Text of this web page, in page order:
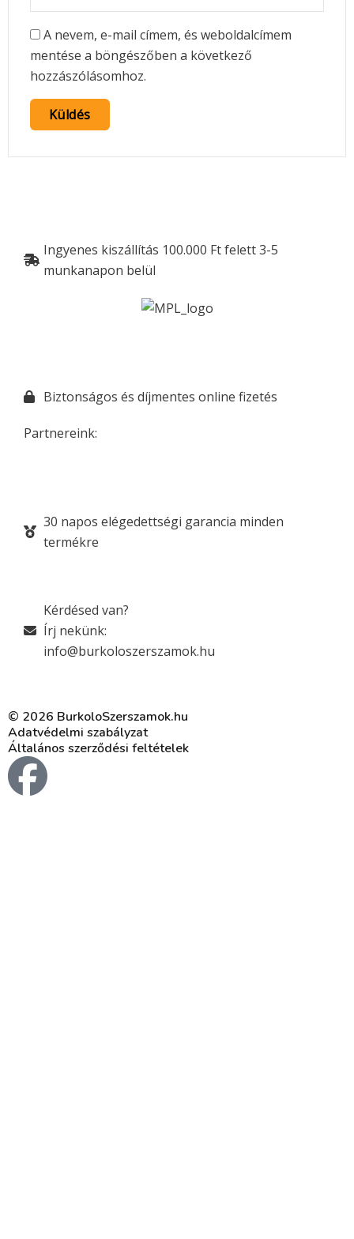
A nevem, e-mail címem, és weboldalcímem
mentése a böngészőben a következő
hozzászólásomhoz.
Ingyenes kiszállítás 100.000 Ft felett 3-5
munkanapon belül
Biztonságos és díjmentes online fizetés
Partnereink:
30 napos elégedettségi garancia minden
termékre
Kérdésed van?
Írj nekünk:
info@burkoloszerszamok.hu
© 2026 BurkoloSzerszamok.hu
Adatvédelmi szabályzat
Általános szerződési feltételek
F